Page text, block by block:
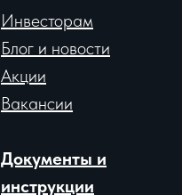
Инвесторам
Блог и новости
Акции
Вакансии
Документы и
инструкции